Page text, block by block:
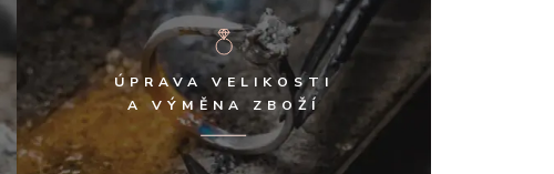
ÚPRAVA VELIKOSTI
A VÝMĚNA ZBOŽÍ